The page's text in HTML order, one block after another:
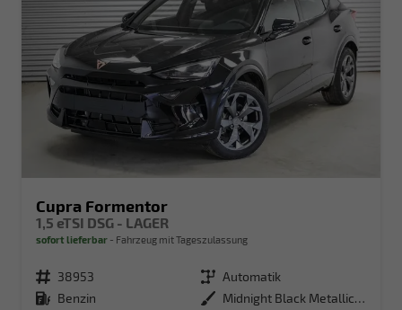
Cupra Formentor
1,5 eTSI DSG - LAGER
sofort lieferbar Fahrzeug mit Tageszulassung
Fahrzeugnr. 38953 Getriebe Automatik
Kraftstoff Benzin Außenfarbe
Midnight Black Metallic (0E)